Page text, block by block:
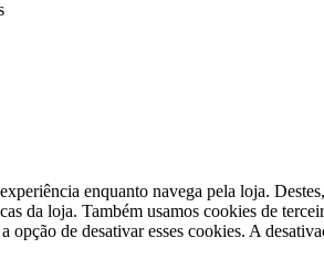
enquanto navega pela loja.
da loja. Também usamos cookies de
opção de desativar esses cookies. A